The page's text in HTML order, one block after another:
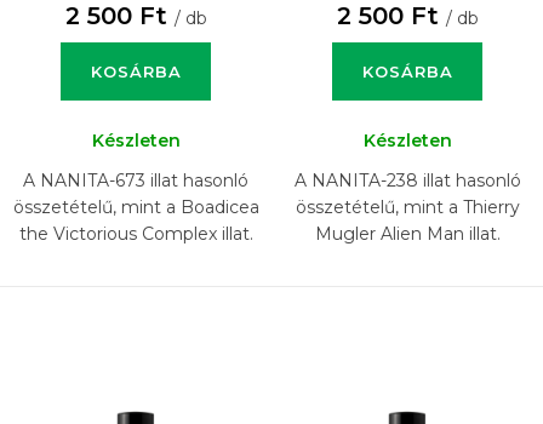
2 500 Ft / db
KOSÁRBA
Készleten
A NANITA-673 illat hasonló
összetételű, mint a Boadicea
the Victorious Complex illat.
2 500 Ft / db
KOSÁRBA
Készleten
A NANITA-238 illat hasonló
összetételű, mint a Thierry
Mugler Alien Man illat.